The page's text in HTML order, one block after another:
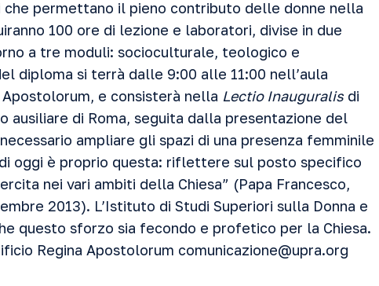
permettano il pieno contributo delle donne nella
100 ore di lezione e laboratori, divise in due
a tre moduli: socioculturale, teologico e
diploma si terrà dalle 9:00 alle 11:00 nell’aula
e consisterà nella Lectio Inauguralis di
ausiliare di Roma, seguita dalla presentazione del
ampliare gli spazi di una presenza femminile
oggi è proprio questa: riflettere sul posto specifico
nei vari ambiti della Chiesa” (Papa Francesco,
2013). L’Istituto di Studi Superiori sulla Donna e
questo sforzo sia fecondo e profetico per la Chiesa.
Regina Apostolorum comunicazione@upra.org